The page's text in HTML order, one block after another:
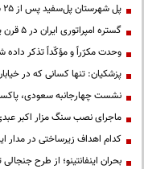
پل شهرستان پل‌سفید پس از ۲۵ سال به مرحله بهره‌برداری رسید
گستره امپراتوری ایران در ۵ قرن پیش از میلاد؛ تصویری از ایران ۲۵ قرن پیش
وحدت مکرّراً و مؤکّداً تذکر داده
پزشکیان: تنها کسانی که در
نشست چهارجانبه سعودی،
ماجرای نصب سنگ مزار اکبر
کدام اهداف زیرساختی در مدار
بحران اینفانتینو؛ از طرح